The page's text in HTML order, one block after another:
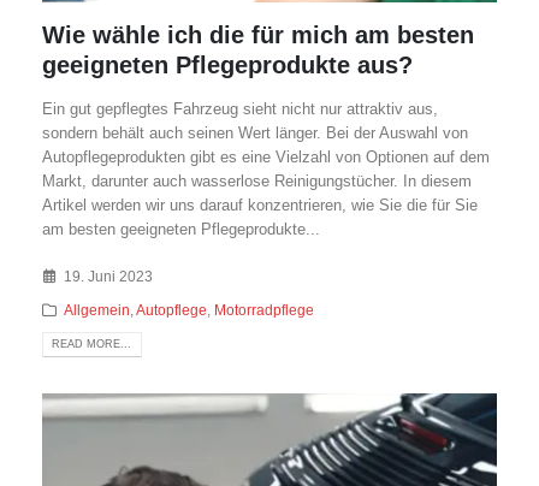
Wie wähle ich die für mich am besten
geeigneten Pflegeprodukte aus?
Ein gut gepflegtes Fahrzeug sieht nicht nur attraktiv aus,
sondern behält auch seinen Wert länger. Bei der Auswahl von
Autopflegeprodukten gibt es eine Vielzahl von Optionen auf dem
Markt, darunter auch wasserlose Reinigungstücher. In diesem
Artikel werden wir uns darauf konzentrieren, wie Sie die für Sie
am besten geeigneten Pflegeprodukte...
19. Juni 2023
Allgemein Autopflege Motorradpflege
READ MORE...